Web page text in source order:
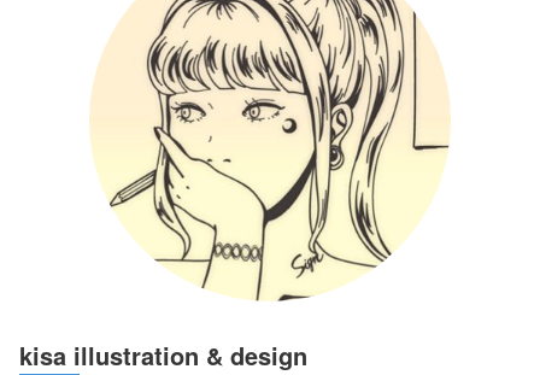
kisa illustration & design